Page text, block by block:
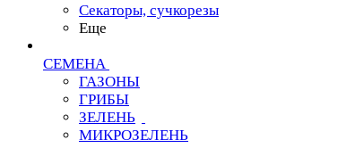
Секаторы, сучкорезы
Еще
СЕМЕНА
ГАЗОНЫ
ГРИБЫ
ЗЕЛЕНЬ
МИКРОЗЕЛЕНЬ